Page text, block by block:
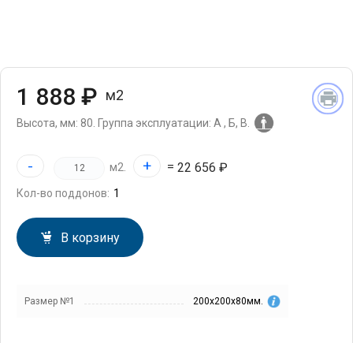
1 888 ₽ м2
Высота, мм: 80. Группа эксплуатации: А , Б, В.
- м2. + = 22 656 ₽
Кол-во поддонов:
В корзину
Размер №1 200х200х80мм.